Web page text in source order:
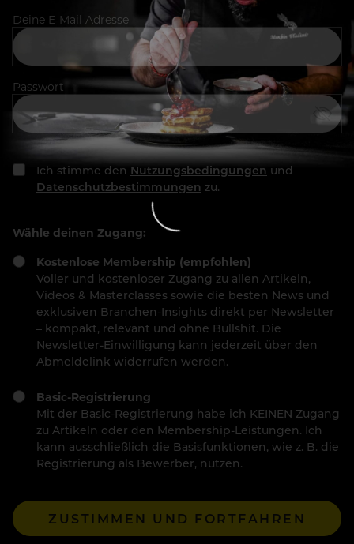
Deine E-Mail Adresse
Passwort
Ich stimme den Nutzungsbedingungen und
Datenschutzbestimmungen zu.
Wähle deinen Zugang:
Kostenlose Membership (empfohlen)
Voller und kostenloser Zugang zu allen Artikeln,
Videos & Masterclasses sowie die besten News und
exklusiven Branchen-Insights direkt per Newsletter
– kompakt, relevant und ohne Bullshit. Die
Newsletter-Einwilligung kann jederzeit über den
Abmeldelink widerrufen werden.
Basic-Registrierung
Mit der Basic-Registrierung habe ich KEINEN Zugang
zu Artikeln oder den Membership-Leistungen. Ich
kann ausschließlich die Basisfunktionen, wie z. B. die
Registrierung als Bewerber, nutzen.
ZUSTIMMEN UND FORTFAHREN